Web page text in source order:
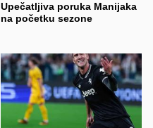
Upečatljiva poruka Manijaka
na početku sezone